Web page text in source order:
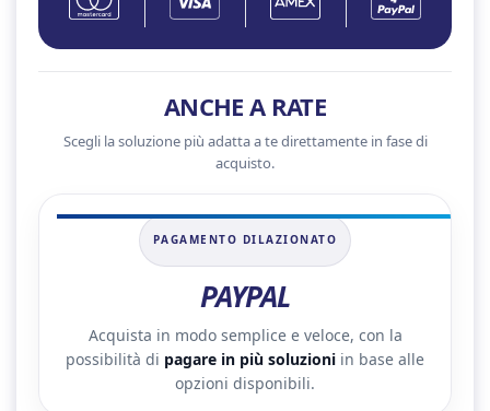
ANCHE A RATE
Scegli la soluzione più adatta a te direttamente in fase di
acquisto.
PAGAMENTO DILAZIONATO
PAYPAL
Acquista in modo semplice e veloce, con la
possibilità di pagare in più soluzioni in base alle
opzioni disponibili.